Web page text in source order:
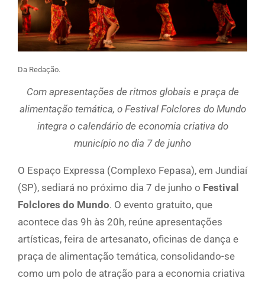
Da Redação.
Com apresentações de ritmos globais e praça de
alimentação temática, o Festival Folclores do Mundo
integra o calendário de economia criativa do
município no dia 7 de junho
O Espaço Expressa (Complexo Fepasa), em Jundiaí
(SP), sediará no próximo dia 7 de junho o Festival
Folclores do Mundo. O evento gratuito, que
acontece das 9h às 20h, reúne apresentações
artísticas, feira de artesanato, oficinas de dança e
praça de alimentação temática, consolidando-se
como um polo de atração para a economia criativa